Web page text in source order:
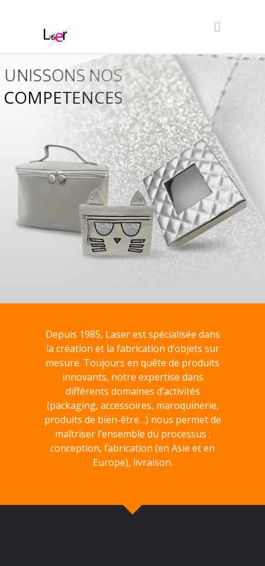
COMPETENCES
UNISSONS NOS
Depuis 1985, Laser est spécialisée dans
la création et la fabrication d’objets sur
mesure. Toujours en quête de produits
innovants, notre expertise dans
différents domaines d’activités
(packaging, accessoires, maroquinerie,
produits de bien-être…) nous permet de
maîtriser l’ensemble du processus :
conception, fabrication (en Asie et en
Europe), livraison.